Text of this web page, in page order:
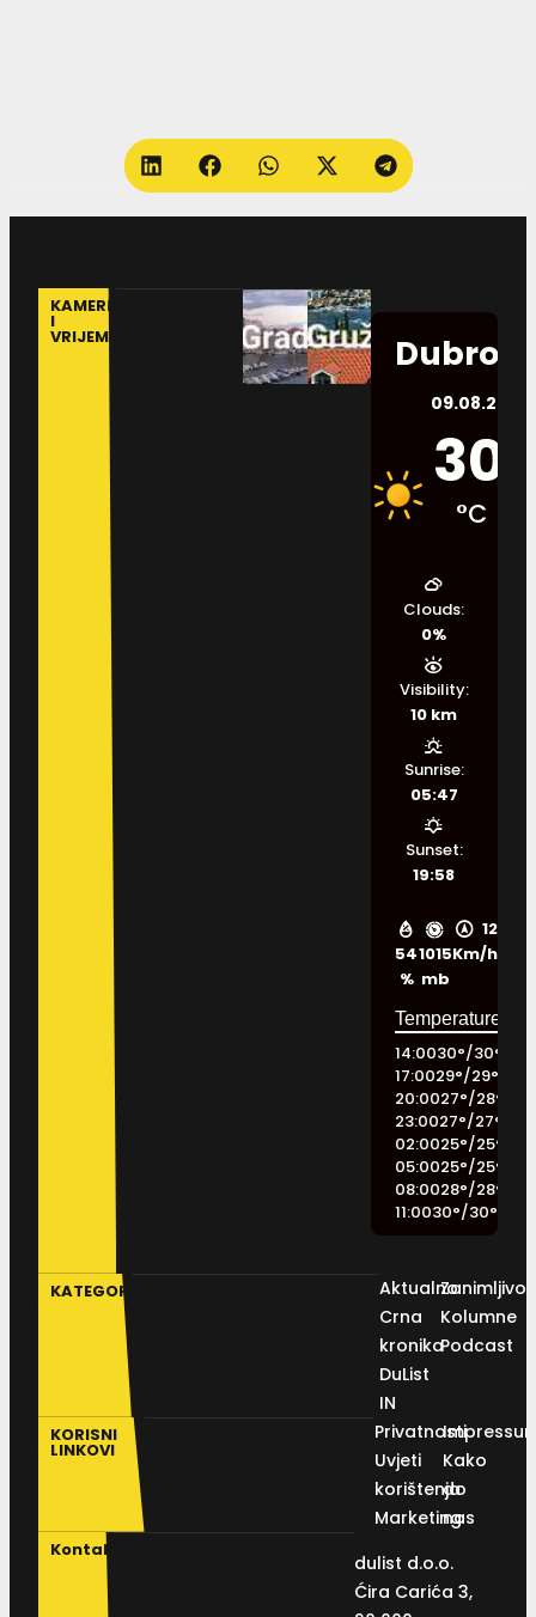
KAMERE
I
VRIJEME
09.08.2026.
30
°C
54
%
1015
mb
12
Km/h
Clouds:
0%
Visibility:
10 km
Sunrise:
05:47
Sunset:
19:58
14:0030°/30°
17:0029°/29°
20:0027°/28°
23:0027°/27°
02:0025°/25°
05:0025°/25°
08:0028°/28°
11:0030°/30°
KATEGORIJE
Aktualno
Crna
kronika
DuList
IN
Kolumne
Podcast
KORISNI
LINKOVI
Privatnosti
Uvjeti
korištenja
Marketing
Kako
do
nas
Kontakt
dulist d.o.o.
Ćira Carića 3,